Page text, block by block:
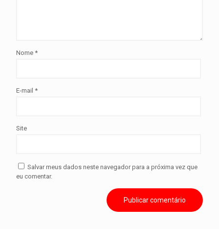
Nome *
E-mail *
Site
Salvar meus dados neste navegador para a próxima vez que
eu comentar.